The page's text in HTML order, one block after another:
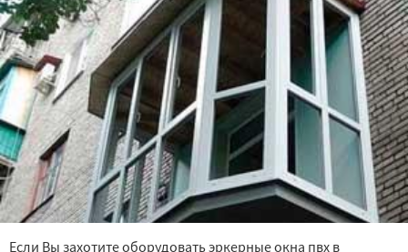
Если Вы захотите оборудовать эркерные окна пвх в